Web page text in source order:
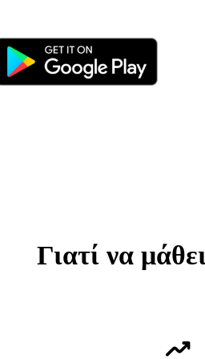
Γιατί να
trending_up